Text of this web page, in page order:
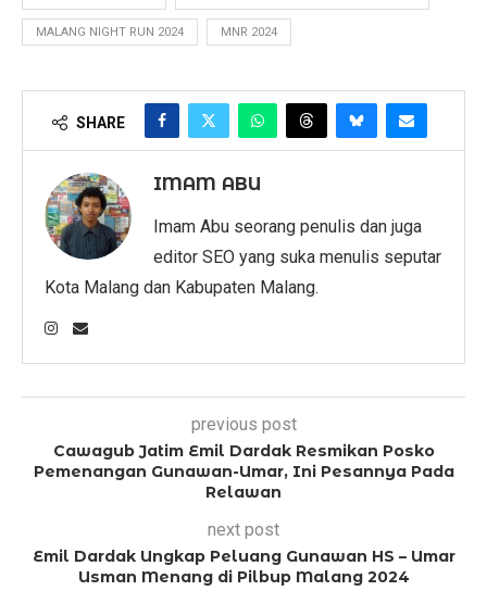
MALANG NIGHT RUN 2024 MNR 2024
SHARE
IMAM ABU
Imam Abu seorang penulis dan juga
editor SEO yang suka menulis seputar
Kota Malang dan Kabupaten Malang.
previous post
Cawagub Jatim Emil Dardak Resmikan Posko
Pemenangan Gunawan-Umar, Ini Pesannya Pada
Relawan
next post
Emil Dardak Ungkap Peluang Gunawan HS – Umar
Usman Menang di Pilbup Malang 2024